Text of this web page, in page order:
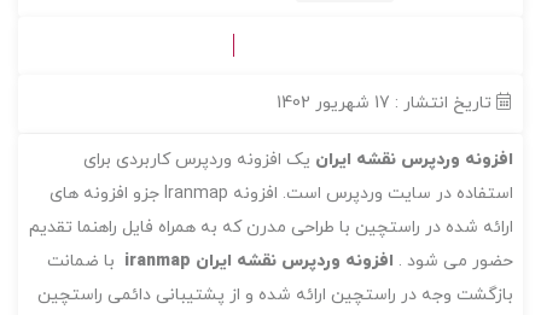
تاریخ انتشار : 17 شهریور 1402
افزونه وردپرس نقشه ایران یک افزونه وردپرس کاربردی برای
استفاده در سایت وردپرس است. افزونه Iranmap جزو افزونه های
ارائه شده در راستچین با طراحی مدرن که به همراه فایل راهنما تقدیم
حضور می شود . افزونه وردپرس نقشه ایران iranmap
با ضمانت
بازگشت وجه در راستچین ارائه شده و از پشتیبانی دائمی راستچین